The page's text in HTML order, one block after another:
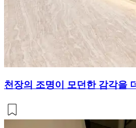
천장의 조명이 모던한 감각을